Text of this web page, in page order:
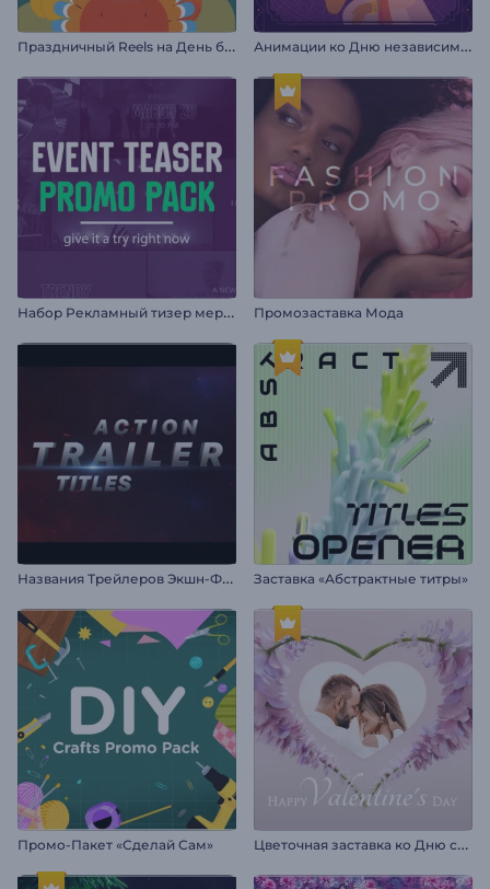
П
раздничный Reels на День благодарения А
нимации ко Дню независимости Индии
Н
абор Рекламный тизер мероприятия Промозаставка Мода
Н
азвания Трейлеров Экшн-Фильмов Заставка «Абстрактные титры»
Промо-Пакет «Сделай Сам» Ц
веточная заставка ко Дню св. Валентина